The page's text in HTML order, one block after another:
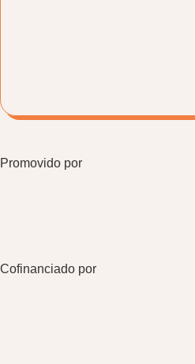
Promovido por
Cofinanciado por